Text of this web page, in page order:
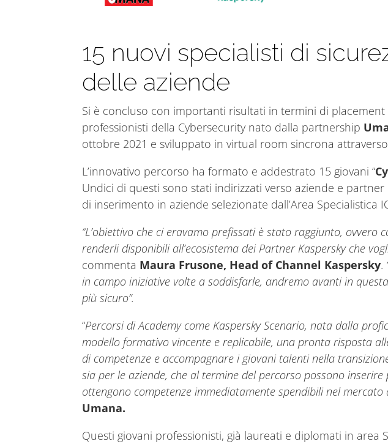
15 nuovi specialisti di
delle aziende
Si è concluso con importanti risultati in termini di placement
professionisti della Cybersecurity nato dalla partnership
ottobre 2021 e sviluppato in virtual room sincrona
L’innovativo percorso ha formato e addestrato 15 giovani “
Undici di questi sono stati indirizzati verso aziende e
di inserimento in aziende selezionate dall’Area Specialistica
“L’obiettivo che ci eravamo prefissati è stato raggiunto,
renderli disponibili all’ecosistema dei Partner Kaspersky che
commenta Maura Frusone, Head of Channel Kaspersky.
in campo iniziative volte a soddisfarle, andremo avanti in
più sicuro”.
“Percorsi di Academy come Kaspersky Scenario, nata dalla
modello formativo vincente e replicabile, una pronta risposta
di competenze e accompagnare i giovani talenti nella
sia per le aziende, che al termine del percorso possono
ottengono competenze immediatamente spendibili nel mercato
Umana.
Questi giovani professionisti, già laureati e diplomati in